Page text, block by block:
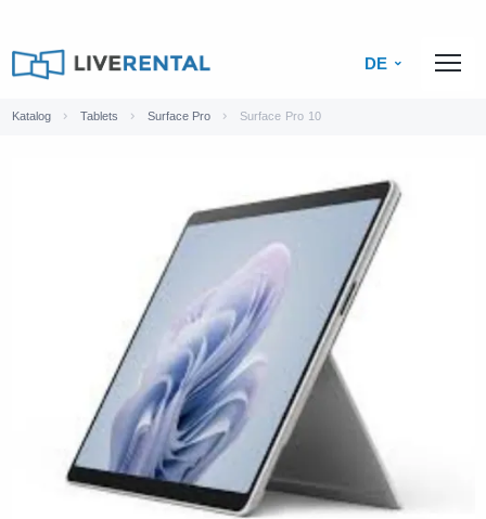
DE
Katalog Tablets Surface Pro Surface Pro 10